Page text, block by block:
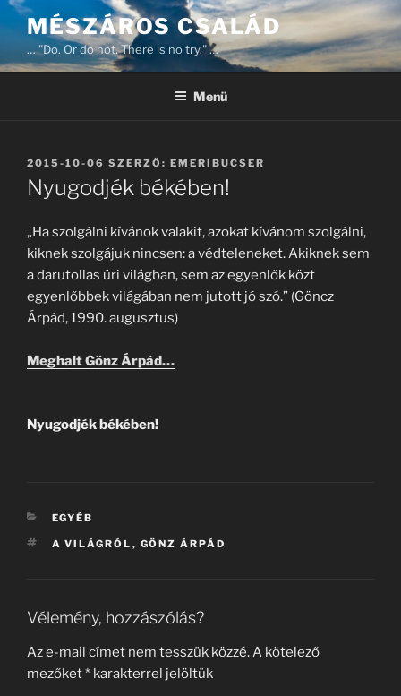
Tartalomhoz
MÉSZÁROS CSALÁD
… "Do. Or do not. There is no try." …
Menü
BEKÜLDVE:
2015-10-06 SZERZŐ: EMERIBUCSER
Nyugodjék békében!
„Ha szolgálni kívánok valakit, azokat kívánom szolgálni,
kiknek szolgájuk nincsen: a védteleneket. Akiknek sem
a darutollas úri világban, sem az egyenlők közt
egyenlőbbek világában nem jutott jó szó.” (Göncz
Árpád, 1990. augusztus)
Meghalt Gönz Árpád…
Nyugodjék békében!
KATEGÓRIÁK
EGYÉB
CÍMKÉK
A VILÁGRÓL , GÖNZ ÁRPÁD
Vélemény, hozzászólás?
Az e-mail címet nem tesszük közzé.A kötelező
mezőket* karakterrel jelöltük